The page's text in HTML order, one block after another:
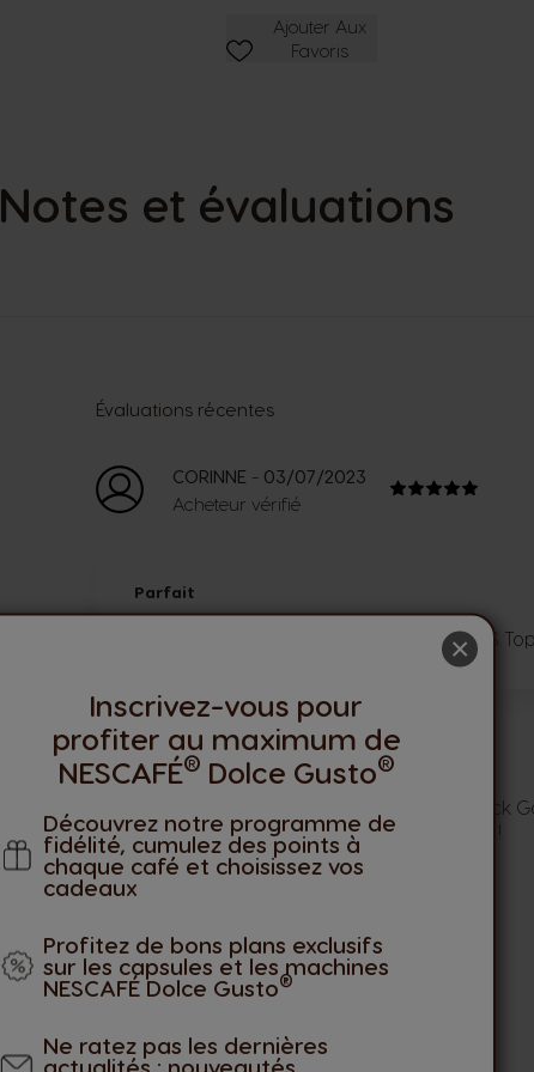
Ajouter Aux Favoris
Ajouter Aux
Favoris
×
Inscrivez-vous pour
profiter au maximum de
NESCAFÉ® Dolce Gusto®
Découvrez notre programme de
fidélité, cumulez des points à
chaque café et choisissez vos
cadeaux
Profitez de bons plans exclusifs
sur les capsules et les machines
NESCAFÉ Dolce Gusto®
Ne ratez pas les dernières
actualités : nouveautés,
Notes et évaluations
Évaluations récentes
CORINNE - 03/07/2023
Acheteur vérifié
Parfait
Mélange de cafés gourmands STARBUKS Top
Réponse de la boutique
- 27/11/2023
Bonjour CORINNE,
Nous sommes très heureux que notre Mini Pack
ensemble a le don de satisfaire tous les goûts !
Bonne dégustation.
L'équipe Nescafé Dolce Gusto